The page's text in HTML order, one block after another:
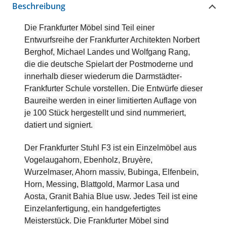
Beschreibung
Die Frankfurter Möbel sind Teil einer
Entwurfsreihe der Frankfurter Architekten Norbert
Berghof, Michael Landes und Wolfgang Rang,
die die deutsche Spielart der Postmoderne und
innerhalb dieser wiederum die Darmstädter-
Frankfurter Schule vorstellen. Die Entwürfe dieser
Baureihe werden in einer limitierten Auflage von
je 100 Stück hergestellt und sind nummeriert,
datiert und signiert.
Der Frankfurter Stuhl F3 ist ein Einzelmöbel aus
Vogelaugahorn, Ebenholz, Bruyère,
Wurzelmaser, Ahorn massiv, Bubinga, Elfenbein,
Horn, Messing, Blattgold, Marmor Lasa und
Aosta, Granit Bahia Blue usw. Jedes Teil ist eine
Einzelanfertigung, ein handgefertigtes
Meisterstück. Die Frankfurter Möbel sind